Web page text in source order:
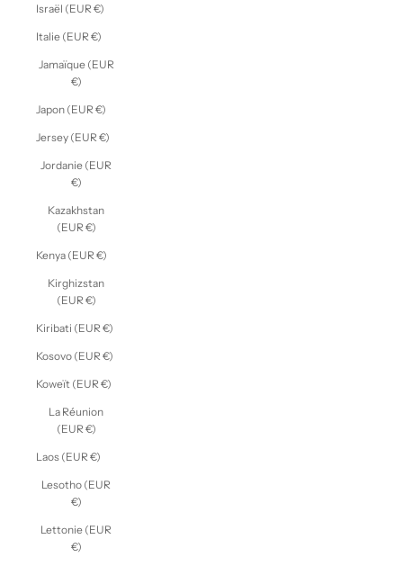
Israël (EUR €)
Italie (EUR €)
Jamaïque (EUR
€)
Japon (EUR €)
Jersey (EUR €)
Jordanie (EUR
€)
Kazakhstan
(EUR €)
Kenya (EUR €)
Kirghizstan
(EUR €)
Kiribati (EUR €)
Kosovo (EUR €)
Koweït (EUR €)
La Réunion
(EUR €)
Laos (EUR €)
Lesotho (EUR
€)
Lettonie (EUR
€)